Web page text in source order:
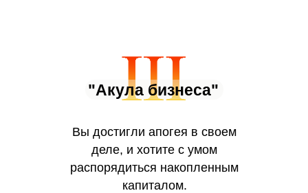
Вы достигли апогея в своем
деле, и хотите с умом
распорядиться накопленным
капиталом.
"Акула бизнеса"